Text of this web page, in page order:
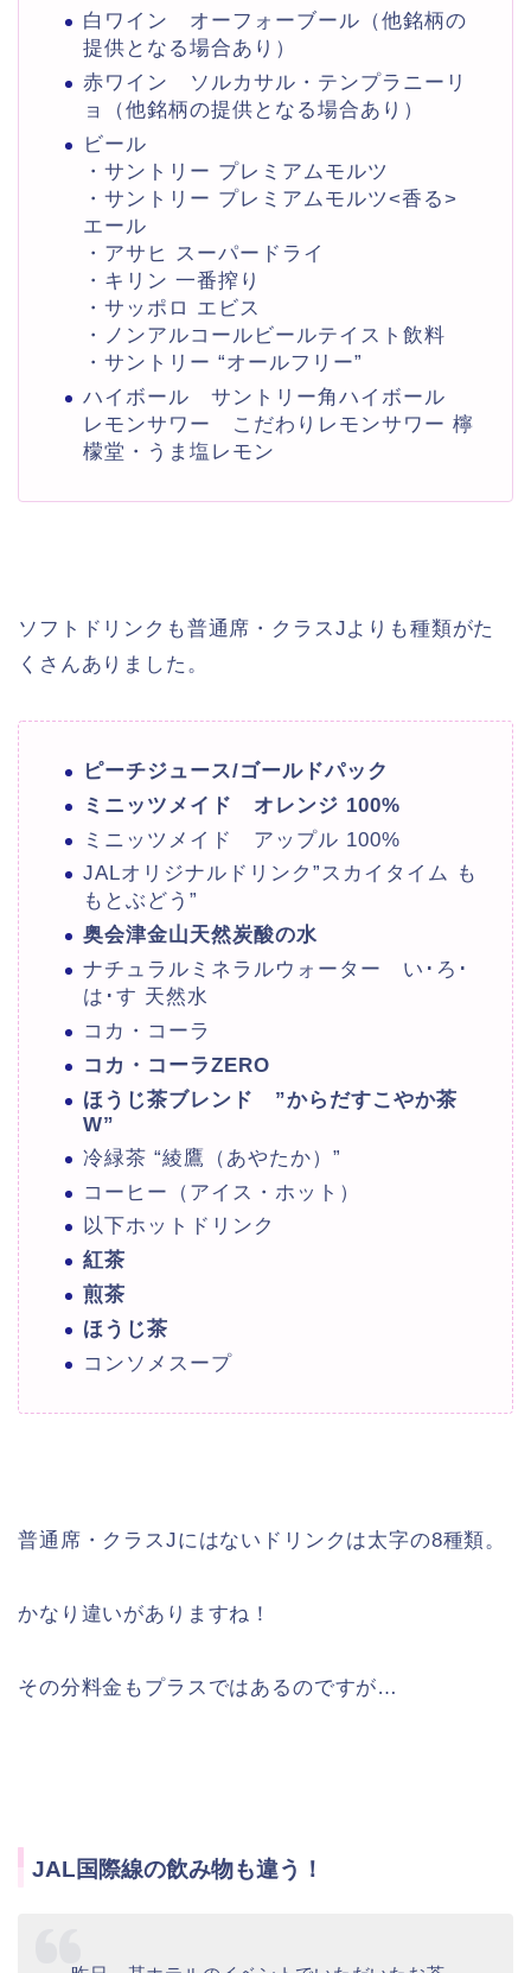
白ワイン オーフォーブール（他銘柄の
提供となる場合あり）
赤ワイン ソルカサル・テンプラニーリ
ョ（他銘柄の提供となる場合あり）
ビール
・サントリー プレミアムモルツ
・サントリー プレミアムモルツ<香る>
エール
・アサヒ スーパードライ
・キリン 一番搾り
・サッポロ エビス
・ノンアルコールビールテイスト飲料
・サントリー “オールフリー”
ハイボール サントリー角ハイボール
レモンサワー こだわりレモンサワー 檸
檬堂・うま塩レモン
ソフトドリンクも普通席・クラスJよりも種類がた
くさんありました。
ピーチジュース/ゴールドパック
ミニッツメイド オレンジ 100%
ミニッツメイド アップル 100%
JALオリジナルドリンク”スカイタイム も
もとぶどう”
奥会津金山天然炭酸の水
ナチュラルミネラルウォーター い･ろ･
は･す 天然水
コカ・コーラ
コカ・コーラZERO
ほうじ茶ブレンド ”からだすこやか茶
W”
冷緑茶 “綾鷹（あやたか）”
コーヒー（アイス・ホット）
以下ホットドリンク
紅茶
煎茶
ほうじ茶
コンソメスープ
普通席・クラスJにはないドリンクは太字の8種類。
かなり違いがありますね！
その分料金もプラスではあるのですが…
JAL国際線の飲み物も違う！